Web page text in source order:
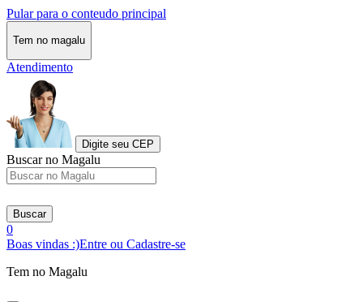
Pular para o conteudo principal
Tem no magalu
Atendimento
Digite seu CEP
Buscar no Magalu
Buscar
0
Boas vindas :)Entre ou Cadastre-se
Tem no Magalu